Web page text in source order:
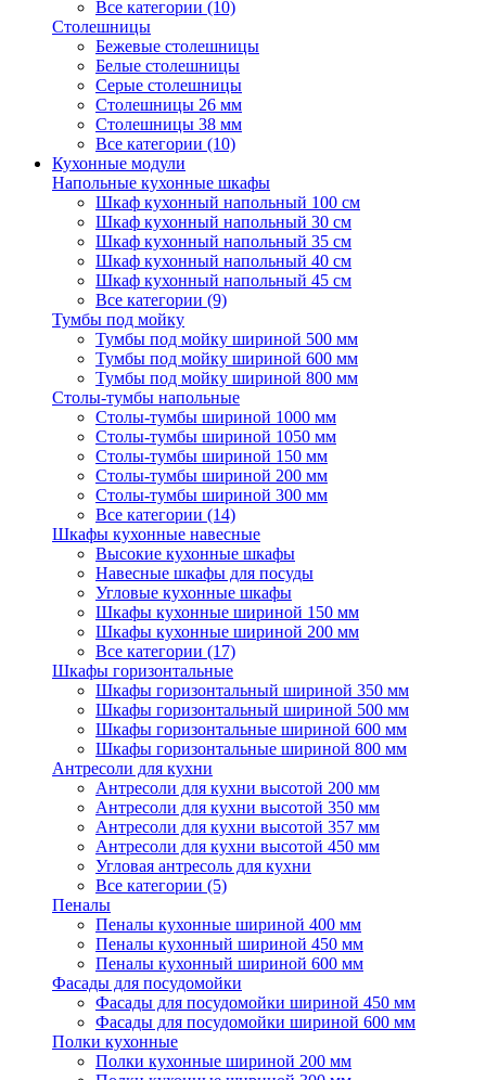
Все категории (10)
Столешницы
Бежевые столешницы
Белые столешницы
Серые столешницы
Столешницы 26 мм
Столешницы 38 мм
Все категории (10)
Кухонные модули
Напольные кухонные шкафы
Шкаф кухонный напольный 100 см
Шкаф кухонный напольный 30 см
Шкаф кухонный напольный 35 см
Шкаф кухонный напольный 40 см
Шкаф кухонный напольный 45 см
Все категории (9)
Тумбы под мойку
Тумбы под мойку шириной 500 мм
Тумбы под мойку шириной 600 мм
Тумбы под мойку шириной 800 мм
Столы-тумбы напольные
Столы-тумбы шириной 1000 мм
Столы-тумбы шириной 1050 мм
Столы-тумбы шириной 150 мм
Столы-тумбы шириной 200 мм
Столы-тумбы шириной 300 мм
Все категории (14)
Шкафы кухонные навесные
Высокие кухонные шкафы
Навесные шкафы для посуды
Угловые кухонные шкафы
Шкафы кухонные шириной 150 мм
Шкафы кухонные шириной 200 мм
Все категории (17)
Шкафы горизонтальные
Шкафы горизонтальный шириной 350 мм
Шкафы горизонтальный шириной 500 мм
Шкафы горизонтальные шириной 600 мм
Шкафы горизонтальные шириной 800 мм
Антресоли для кухни
Антресоли для кухни высотой 200 мм
Антресоли для кухни высотой 350 мм
Антресоли для кухни высотой 357 мм
Антресоли для кухни высотой 450 мм
Угловая антресоль для кухни
Все категории (5)
Пеналы
Пеналы кухонные шириной 400 мм
Пеналы кухонный шириной 450 мм
Пеналы кухонный шириной 600 мм
Фасады для посудомойки
Фасады для посудомойки шириной 450 мм
Фасады для посудомойки шириной 600 мм
Полки кухонные
Полки кухонные шириной 200 мм